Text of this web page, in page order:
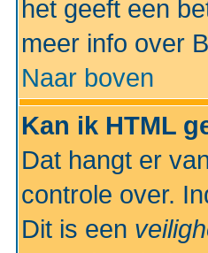
het geeft een
meer info over
Naar boven
Kan ik HTML
Dat hangt er
controle over.
Dit is een